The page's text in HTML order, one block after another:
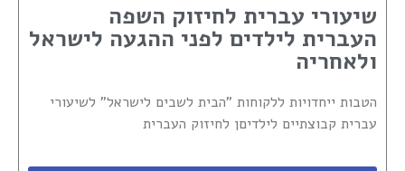
שיעורי עברית לחיזוק השפה
העברית לילדים לפני ההגעה לישראל
ולאחריה
הטבות ייחדויות ללקוחות "הבית לשבים לישראל" לשיעורי
עברית קבוצתיים לילדיםן לחיזוק העברית